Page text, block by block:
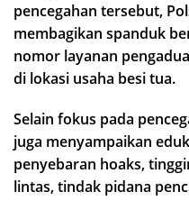
pencegahan tersebut,
membagikan spanduk
nomor layanan
di lokasi usaha besi tua.
Selain fokus pada
juga menyampaikan
penyebaran hoaks,
lintas, tindak pidana